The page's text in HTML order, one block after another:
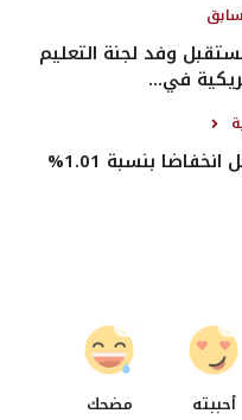
وفد لجنة التعليم
في...
بنسبة 1.01%
أحببته مضحك